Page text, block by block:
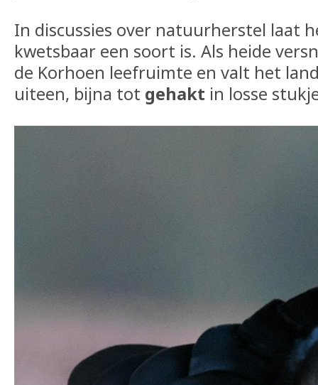
In discussies over natuurherstel laat
kwetsbaar een soort is. Als heide
de Korhoen leefruimte en valt het
uiteen, bijna tot gehakt in losse